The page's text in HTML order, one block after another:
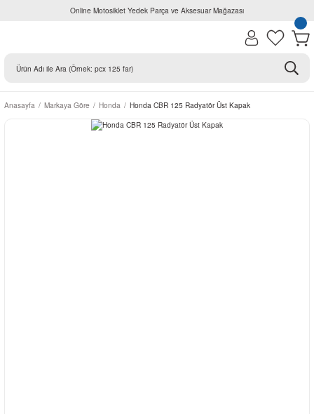
Online Motosiklet Yedek Parça ve Aksesuar Mağazası
Anasayfa Markaya Göre Honda Honda CBR 125 Radyatör Üst Kapak